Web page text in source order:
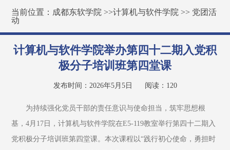
当前位置： 成都东软学院 >>计算机与软件学院 >> 党团活
动
计算机与软件学院举办第四十二期入党积
极分子培训班第四堂课
发布时间：2026年5月5日 阅读： 120
为持续强化党员干部的责任意识与使命担当，筑牢思想根
基，4月17日，计算机与软件学院在E5-119教室举行第四十二期入
党积极分子培训班第四堂课。本次课程以“践行初心使命，勇担时